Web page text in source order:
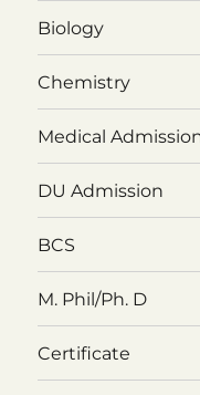
Biology
Chemistry
Medical
DU Admission
BCS
M. Phil/Ph. D
Certificate